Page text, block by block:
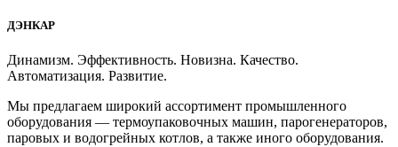
ДЭНКАР
Динамизм. Эффективность. Новизна. Качество.
Автоматизация. Развитие.
Мы предлагаем широкий ассортимент промышленного
оборудования — термоупаковочных машин, парогенераторов,
паровых и водогрейных котлов, а также иного оборудования.